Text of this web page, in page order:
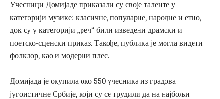
Учесници Домијаде приказали су своје таленте у
категорији музике: класичне, популарне, народне и етно,
док су у категорији „реч“ били изведени драмски и
поетско-сценски приказ. Такође, публика је могла видети
фолклор, као и модерни плес.
Домијада је окупила око 550 учесника из градова
југоистичне Србије, који су се трудили да на најбољи